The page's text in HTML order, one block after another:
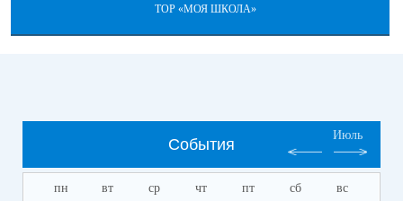
ТОР «МОЯ ШКОЛА»
События
Июль
пн вт ср чт пт сб вс